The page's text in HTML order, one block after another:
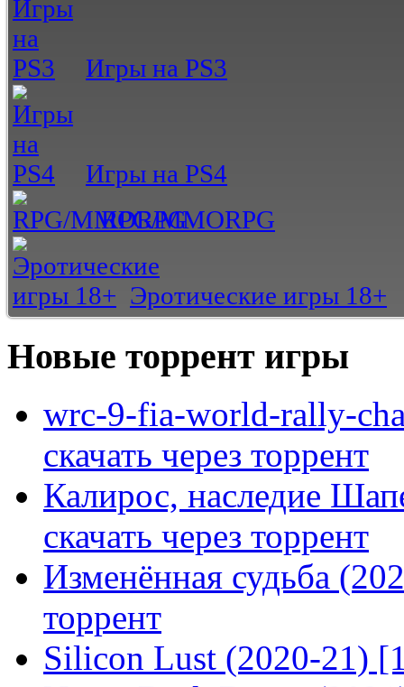
Игры на PS3
Игры на PS4
RPG/MMORPG
Эротические игры 18+
Новые торрент игры
wrc-9-fia-world-rally-
скачать через торрент
Калирос, наследие
скачать через торрент
Изменённая судьба
торрент
Silicon Lust (2020-21)